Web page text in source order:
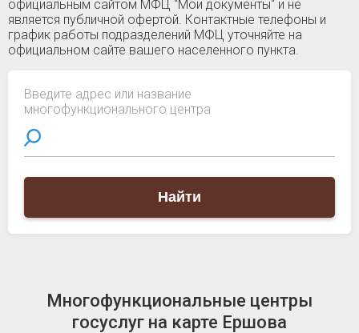
официальным сайтом МФЦ "Мои документы" и не
является публичной офертой. Контактные телефоны и
график работы подразделений МФЦ уточняйте на
официальном сайте вашего населенного пункта.
Введите адрес или название
многофункционального центра
Найти
Многофункциональные центры
госуслуг на карте Ершова